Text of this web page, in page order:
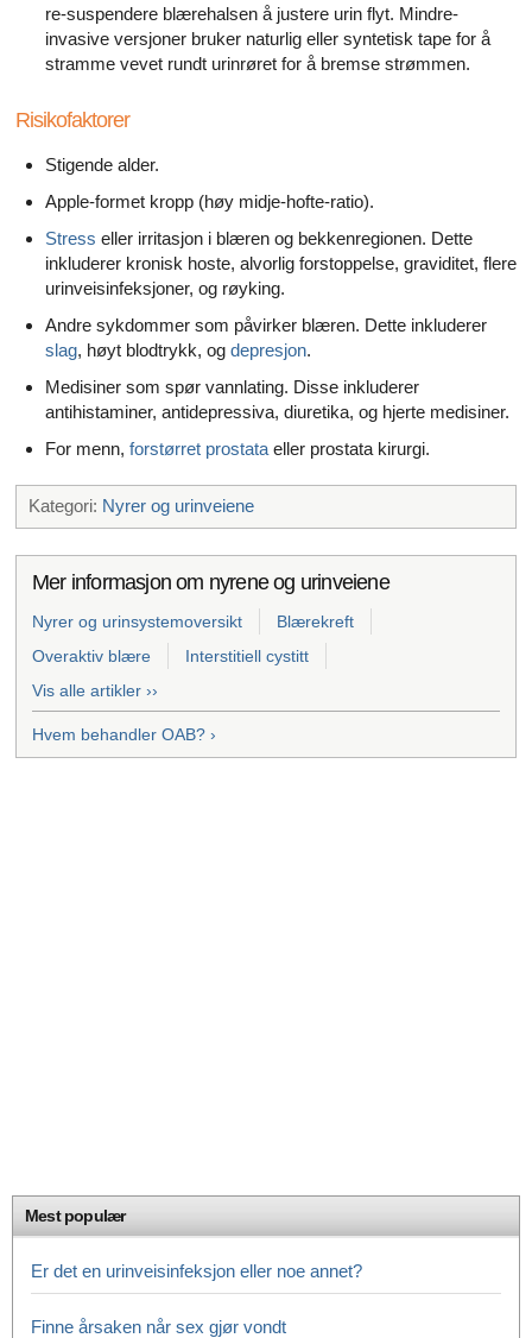
re-suspendere blærehalsen å justere urin flyt. Mindre-
invasive versjoner bruker naturlig eller syntetisk tape for å
stramme vevet rundt urinrøret for å bremse strømmen.
Risikofaktorer
Stigende alder.
Apple-formet kropp (høy midje-hofte-ratio).
Stress eller irritasjon i blæren og bekkenregionen. Dette
inkluderer kronisk hoste, alvorlig forstoppelse, graviditet, flere
urinveisinfeksjoner, og røyking.
Andre sykdommer som påvirker blæren. Dette inkluderer
slag, høyt blodtrykk, og depresjon.
Medisiner som spør vannlating. Disse inkluderer
antihistaminer, antidepressiva, diuretika, og hjerte medisiner.
For menn, forstørret prostata eller prostata kirurgi.
Kategori: Nyrer og urinveiene
Mer informasjon om nyrene og urinveiene
Nyrer og urinsystemoversikt
Blærekreft
Overaktiv blære
Interstitiell cystitt
Vis alle artikler ››
Hvem behandler OAB? ›
Mest populær
Er det en urinveisinfeksjon eller noe annet?
Finne årsaken når sex gjør vondt